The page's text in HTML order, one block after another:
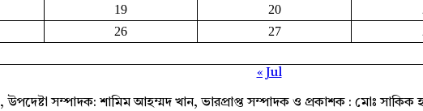
19 20
26 27
« Jul
উপদেষ্টা সম্পাদক: শামিম আহম্মদ খান, ভারপ্রাপ্ত সম্পাদক ও প্রকাশক : মোঃ